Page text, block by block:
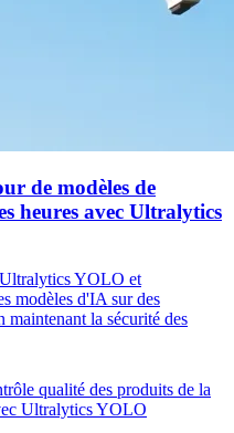
de modèles de
heures avec Ultralytics
YOLO et
modèles d'IA sur des
maintenant la sécurité des